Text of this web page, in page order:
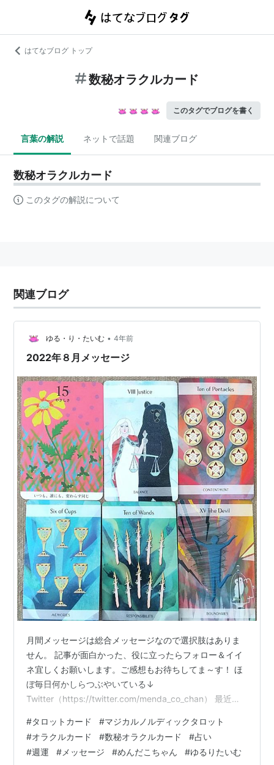
はてなブログ トップ
数秘オラクルカード
このタグでブログを書く
言葉の解説 ネットで話題 関連ブログ
数秘オラクルカード
このタグの解説について
関連ブログ
ゆる・り・たいむ • 4年前
2022年８月メッセージ
月間メッセージは総合メッセージなので選択肢はありま
せん。 記事が面白かった、役に立ったらフォロー＆イイ
ネ宜しくお願いします。ご感想もお待ちしてま～す！ ほ
ぼ毎日何かしらつぶやいている↓
Twitter（https://twitter.com/menda_co_chan） 最近放
Instagram（https://www.instagram.com/mendacochan
/） 使ったカード（👇カード名をクリックでカードの紹介
ページに飛べます） 数秘オラクルカード マジカル・ノル
#タロットカード #マジカルノルディックタロット
#オラクルカード #数秘オラクルカード #占い
#週運 # メッセージ #めんだこちゃん #ゆるりたいむ